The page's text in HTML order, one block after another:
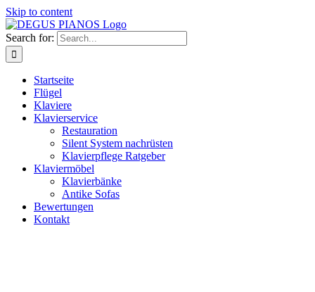
Skip to content
Search for:
Startseite
Flügel
Klaviere
Klavierservice
Restauration
Silent System nachrüsten
Klavierpflege Ratgeber
Klaviermöbel
Klavierbänke
Antike Sofas
Bewertungen
Kontakt